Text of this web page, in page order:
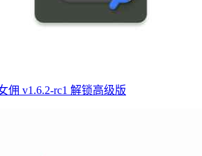
佣 v1.6.2-rc1 解锁高级版